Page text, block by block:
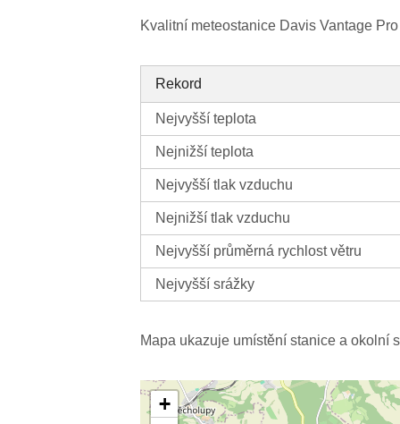
Kvalitní meteostanice Davis Vantage
Rekord
Nejvyšší teplota
Nejnižší teplota
Nejvyšší tlak vzduchu
Nejnižší tlak vzduchu
Nejvyšší průměrná rychlost větru
Nejvyšší srážky
Mapa ukazuje umístění stanice a okolní
+